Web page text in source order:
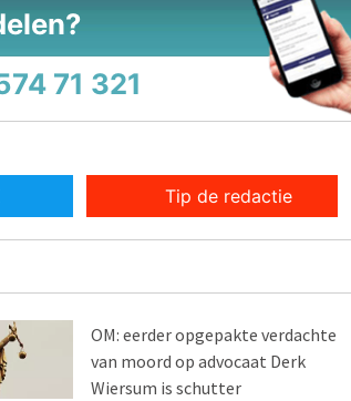
71 321
Tip de redactie
OM: eerder opgepakte verdachte
van moord op advocaat Derk
Wiersum is schutter